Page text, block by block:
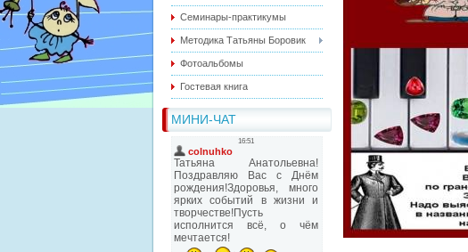
Семинары-практикумы
Методика Татьяны Боровик
Фотоальбомы
Гостевая книга
МИНИ-ЧАТ